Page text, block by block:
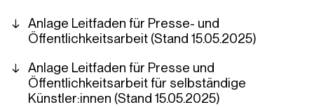
Anlage Leitfaden für Presse- und
Öffentlichkeitsarbeit (Stand 15.05.2025)
Anlage Leitfaden für Presse und
Öffentlichkeitsarbeit für selbständige
Künstler:innen (Stand 15.05.2025)